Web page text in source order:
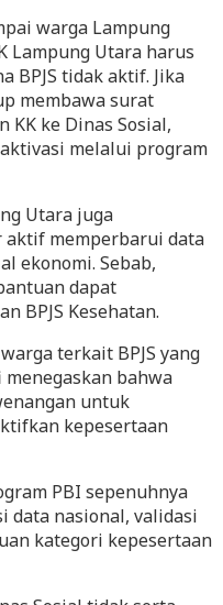
warga Lampung
Lampung Utara harus
BPJS tidak aktif. Jika
membawa surat
KK ke Dinas Sosial,
melalui program
Utara juga
aktif memperbarui data
ekonomi. Sebab,
dapat
BPJS Kesehatan.
terkait BPJS yang
bahwa
untuk
kepesertaan
PBI sepenuhnya
data nasional, validasi
kategori kepesertaan